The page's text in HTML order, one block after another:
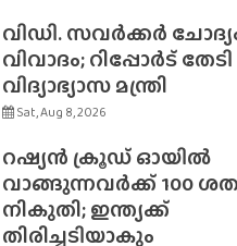
വിഡി. സവർക്കർ
വിവാദം; റിപ്പോർട് തേടി
വിദ്യാഭ്യാസ മന്ത്രി
Sat, Aug 8, 2026
റഷ്യൻ ക്രൂഡ് ഓയിൽ
വാങ്ങുന്നവർക്ക് 100
നികുതി; ഇന്ത്യക്ക്
തിരിച്ചടിയാകും